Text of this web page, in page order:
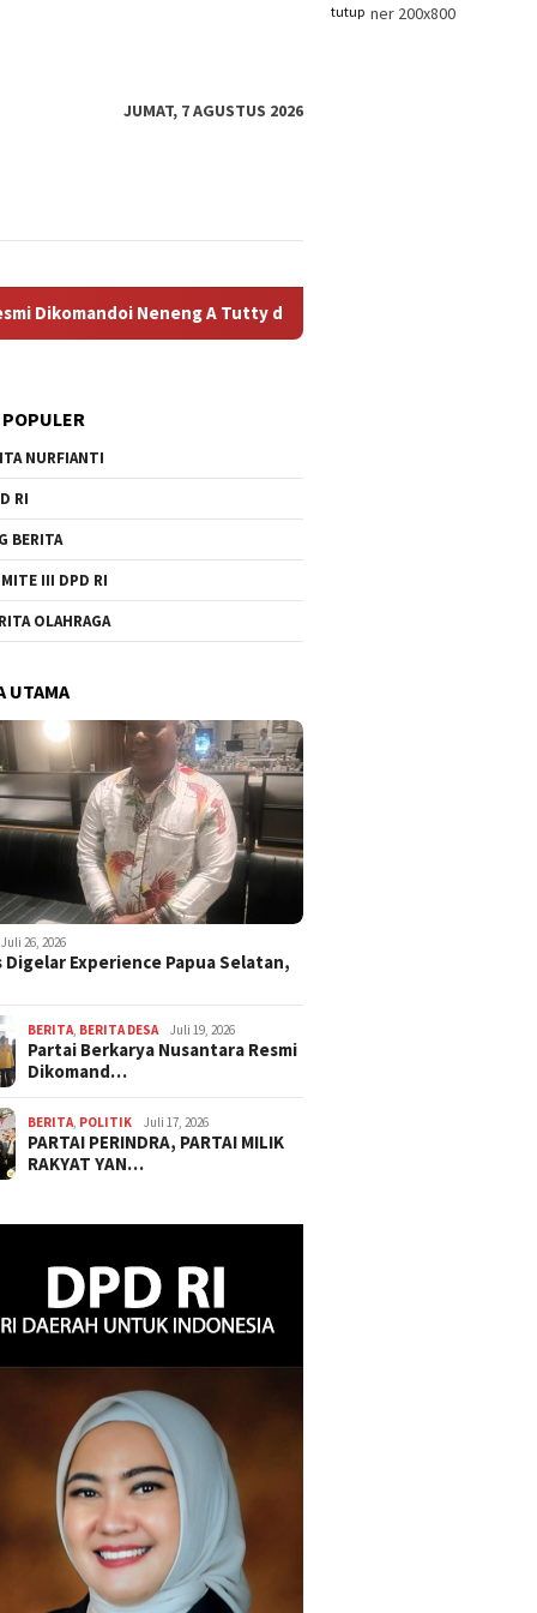
tutup
JUMAT, 7 AGUSTUS 2026
Tutty dan Brigjen TNI (Purn) Achmad Said
NURFIANTI
RI
BERITA
III DPD RI
OLAHRAGA
UTAMA
Juli 26, 2026
Digelar Experience Papua Selatan,
BERITA, BERITA DESA Juli 19, 2026
Partai Berkarya Nusantara Resmi
Dikomand…
BERITA, POLITIK Juli 17, 2026
PARTAI PERINDRA, PARTAI MILIK
RAKYAT YAN…